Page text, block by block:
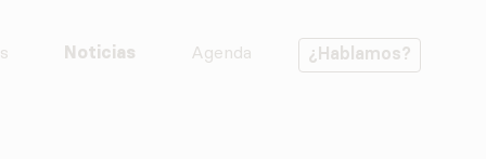
Noticias Agenda ¿Hablamos?